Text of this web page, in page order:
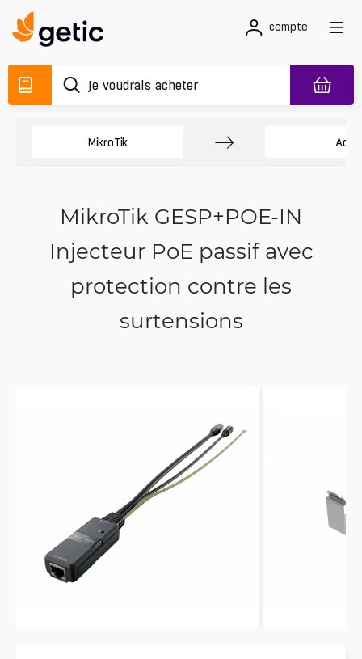
compte
MikroTik
MikroTik GESP+POE-IN
Injecteur PoE passif avec
protection contre les
surtensions